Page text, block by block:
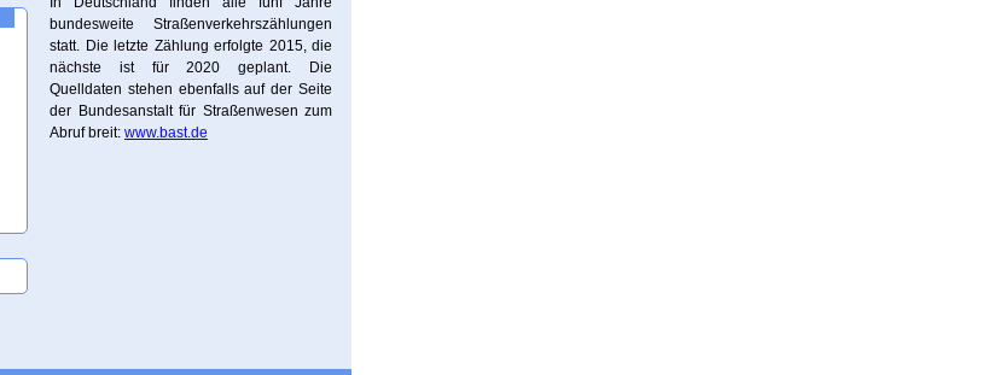
bundesweite Straßenverkehrszählungen
statt. Die letzte Zählung erfolgte 2015, die
nächste ist für 2020 geplant. Die
Quelldaten stehen ebenfalls auf der Seite
der Bundesanstalt für Straßenwesen zum
Abruf breit: www.bast.de